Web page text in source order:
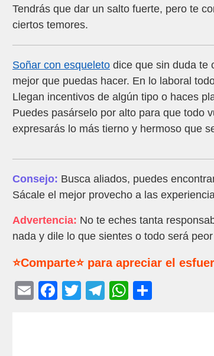
Tendrás que dar un salto fuerte, pero te
ciertos temores.
Soñar con esqueleto dice que sin duda te
mejor que puedas hacer. En lo laboral
Llegan incentivos de algún tipo o haces
Puedes pasárselo por alto para que todo
expresarás lo más tierno y hermoso que
Consejo: Busca aliados, puedes
Sácale el mejor provecho a las
Advertencia: No te eches tanta
nada y dile lo que sientes o todo será
⭐Comparte⭐ para apreciar el
E
F
T
T
W